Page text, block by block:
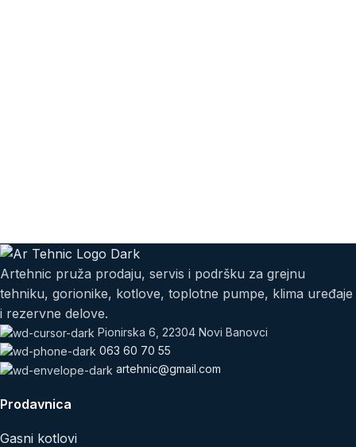
Artehnic pruža prodaju, servis i podršku za grejnu
tehniku, gorionike, kotlove, toplotne pumpe, klima uređaje
i rezervne delove.
Pionirska 6, 22304 Novi Banovci
063 60 70 55
artehnic@gmail.com
Prodavnica
Gasni kotlovi